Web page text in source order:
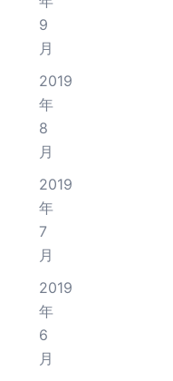
9
月
2019
年
8
月
2019
年
7
月
2019
年
6
月